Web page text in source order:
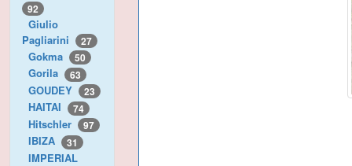
92
Giulio
Pagliarini
27
Gokma 50
Gorila 63
GOUDEY 23
HAITAI 74
Hitschler 97
IBIZA 31
IMPERIAL